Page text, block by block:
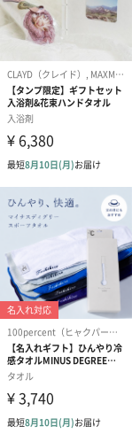
タオルサイズ
約
組成
ト
花名／花言葉
エ
ま
お渡し用の紙袋です
商品に合わせたサイ